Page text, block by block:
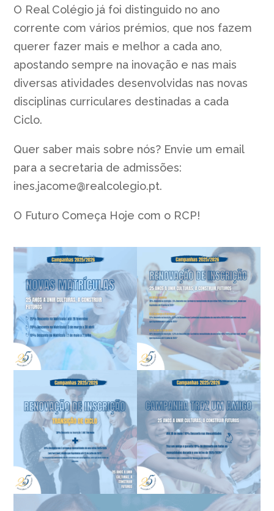
O Real Colégio já foi distinguido no ano
corrente com vários prémios, que nos fazem
querer fazer mais e melhor a cada ano,
apostando sempre na inovação e nas mais
diversas atividades desenvolvidas nas novas
disciplinas curriculares destinadas a cada
Ciclo.
Quer saber mais sobre nós? Envie um email
para a secretaria de admissões:
ines.jacome@realcolegio.pt.
O Futuro Começa Hoje com o RCP!